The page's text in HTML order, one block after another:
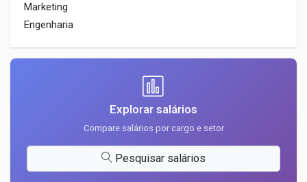
Marketing
Engenharia
Explorar salários
Compare salários por cargo e setor
Pesquisar salários